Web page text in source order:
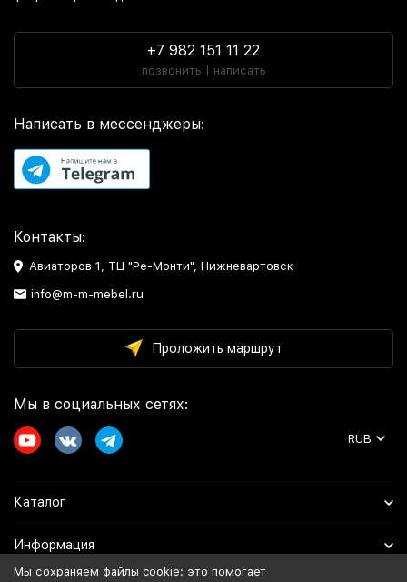
+7 982 151 11 22
позвонить | написать
Написать в мессенджеры:
Контакты:
Авиаторов 1, ТЦ "Ре-Монти", Нижневартовск
info@m-m-mebel.ru
Проложить маршрут
Мы в социальных сетях:
RUB
Каталог
Информация
Мы сохраняем файлы cookie: это помогает